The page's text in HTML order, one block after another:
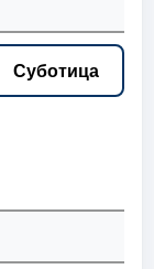
Суботица